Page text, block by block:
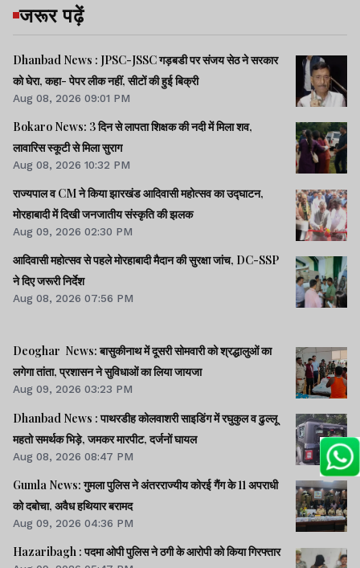
जरूर पढ़ें
Dhanbad News : JPSC-JSSC गड़बडी पर संजय सेठ ने सरकार
को घेरा, कहा- पेपर लीक नहीं, सीटों की हुई बिक्री
Aug 08, 2026 09:01 PM
Bokaro News: 3 दिन से लापता शिक्षक की नदी में मिला शव,
लावारिस स्कूटी से मिला सुराग
Aug 08, 2026 10:32 PM
राज्यपाल व CM ने किया झारखंड आदिवासी महोत्सव का उद्घाटन,
मोरहाबादी में दिखी जनजातीय संस्कृति की झलक
Aug 09, 2026 02:30 PM
आदिवासी महोत्सव से पहले मोरहाबादी मैदान की सुरक्षा जांच, DC-SSP
ने दिए जरूरी निर्देश
Aug 08, 2026 07:56 PM
Deoghar News: बासुकीनाथ में दूसरी सोमवारी को श्रद्धालुओं का
लगेगा तांता, प्रशासन ने सुविधाओं का लिया जायजा
Aug 09, 2026 03:23 PM
Dhanbad News : पाथरडीह कोलवाशरी साइडिंग में रघुकुल व ढुल्लू
महतो समर्थक भिड़े, जमकर मारपीट, दर्जनों घायल
Aug 08, 2026 08:47 PM
Gumla News: गुमला पुलिस ने अंतरराज्यीय कोरई गैंग के 11 अपराधी
को दबोचा, अवैध हथियार बरामद
Aug 09, 2026 04:36 PM
Hazaribagh : पदमा ओपी पुलिस ने ठगी के आरोपी को किया गिरफ्तार